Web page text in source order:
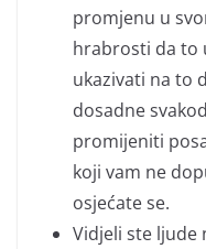
promjenu u
hrabrosti da to
ukazivati na to
dosadne
promijeniti
koji vam ne
osjećate se.
Vidjeli ste ljude